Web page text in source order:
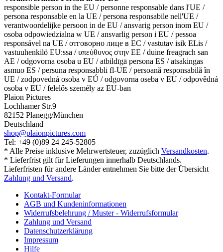
responsible person in the EU / personne responsable dans l'UE /
persona responsable en la UE / persona responsabile nell'UE /
verantwoordelijke persoon in de EU / ansvarig person inom EU /
osoba odpowiedzialna w UE / ansvarlig person i EU / pessoa
responsável na UE / отговорно лице в ЕС / vastutav isik ELis /
vastuuhenkilö EU:ssa / υπεύθυνος στην ΕΕ / duine freagrach san
AE / odgovorna osoba u EU / atbildīgā persona ES / atsakingas
asmuo ES / persuna responsabbli fl-UE / persoană responsabilă în
UE / zodpovedná osoba v EÚ / odgovorna oseba v EU / odpovědná
osoba v EU / felelős személy az EU-ban
Plaion Pictures
Lochhamer Str.9
82152 Planegg/München
Deutschland
shop@plaionpictures.com
Tel: +49 (0)89 24 245-52805
* Alle Preise inklusive Mehrwertsteuer, zuzüglich Versandkosten.
* Lieferfrist gilt für Lieferungen innerhalb Deutschlands.
Lieferfristen für andere Länder entnehmen Sie bitte der Übersicht
Zahlung und Versand.
Kontakt-Formular
AGB und Kundeninformationen
Widerrufsbelehrung / Muster - Widerrufsformular
Zahlung und Versand
Datenschutzerklärung
Impressum
Hilfe